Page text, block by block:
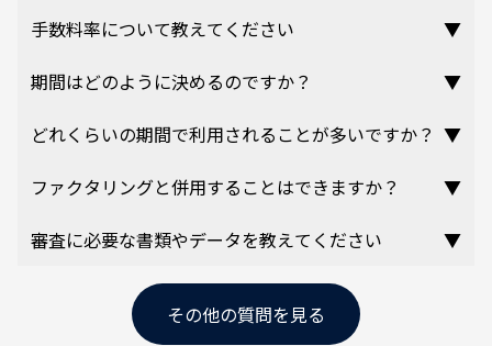
手数料率について教えてください
▼
期間はどのように決めるのですか？
▼
どれくらいの期間で利用されることが多いですか？ ▼
ファクタリングと併用することはできますか？
▼
審査に必要な書類やデータを教えてください
▼
その他の質問を見る